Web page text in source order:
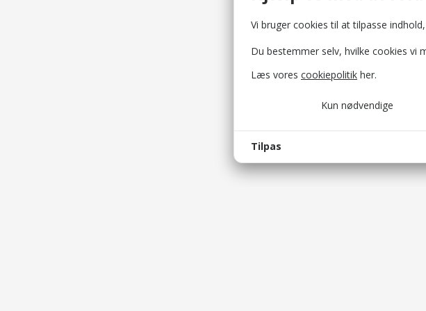
Vi bruger cookies til at tilpasse
Du bestemmer selv, hvilke cookies vi
Læs vores cookiepolitik her.
Kun nødvendige
Tilpas